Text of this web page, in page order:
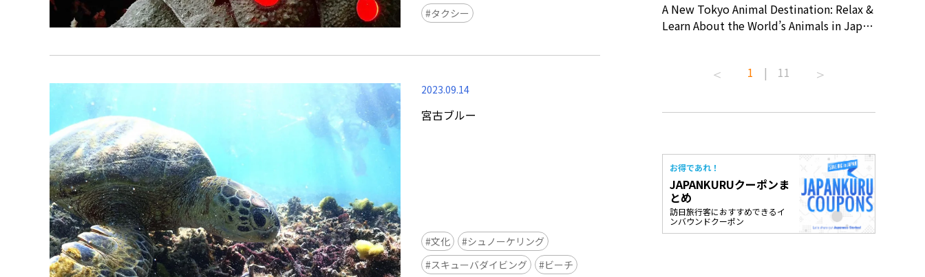
タクシー
2023.09.14
宮古ブルー
文化
シュノーケリング
スキューバダイビング
ビーチ
Ready to see TeamLab in Kyoto!? At
TeamLab Biovortex Kyoto, the collective
and bringing it to Japan's ancient capital.
autumn!
>> Find out more at Japankuru.com!
(link in bio)
A New Tokyo Animal Destination: Relax &
Learn About the World’s Animals in Japan
#capybaracafe #animalcafe #tokyotrip
가볼만한곳 #도쿄여행 #가족여행 #東京旅
เที่ยวครอบครัว #สวนสัตว์ในร่ม
#TokyoDomeCity #anitouchtokyodome
1 | 11
お得であれ！
JAPANKURUクーポンま
とめ
訪日旅行客におすすめできるイ
ンバウンドクーポン